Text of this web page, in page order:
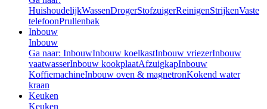
HuishoudelijkWassenDrogerStofzuigerReinigenStrijkenVaste
telefoonPrullenbak
Inbouw
Inbouw
Ga naar: InbouwInbouw koelkastInbouw vriezerInbouw
vaatwasserInbouw kookplaatAfzuigkapInbouw
KoffiemachineInbouw oven & magnetronKokend water
kraan
Keuken
Keuken